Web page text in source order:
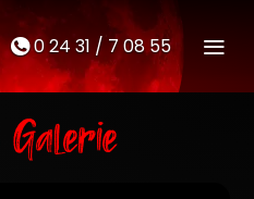
t0 24 31 / 7 08 55 M